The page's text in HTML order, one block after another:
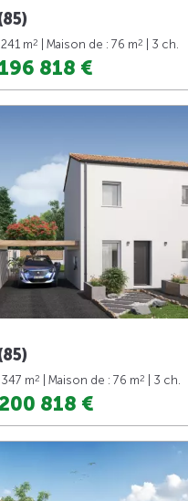
m2 | Maison de : 76 m2
| 3 ch.
818 €
m2 | Maison de : 76 m2
| 3 ch.
200 818 €